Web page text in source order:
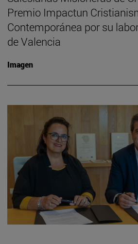
Premio Impactun
Contemporánea por su
de Valencia
Imagen